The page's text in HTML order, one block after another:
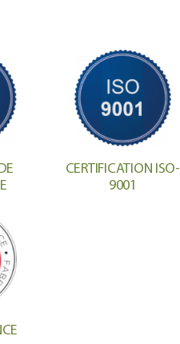
CERTIFICATION ISO-
9001